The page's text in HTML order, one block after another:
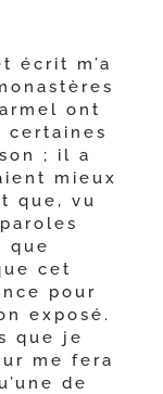
écrit m’a
ont
cer­taines
; il a
mieux
que, vu
que
cet
pour
expo­sé.
que je
me fera
de